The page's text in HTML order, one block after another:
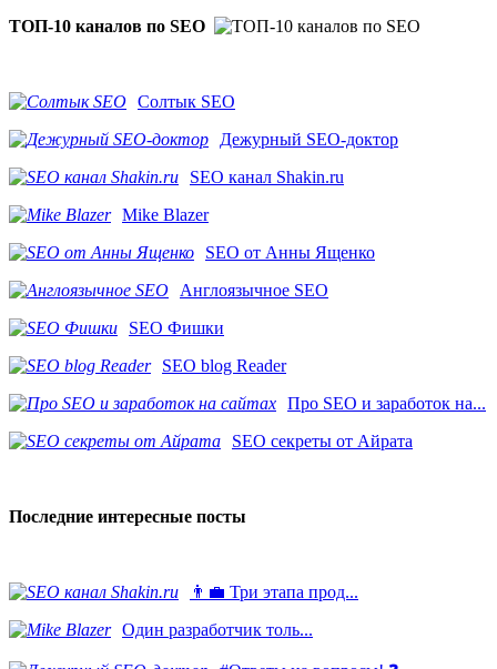
ТОП-10 каналов по SEO
Солтык SEO
Дежурный SEO-доктор
SEO канал Shakin.ru
Mike Blazer
SEO от Анны Ященко
Англоязычное SEO
SEO Фишки
SEO blog Reader
Про SEO и заработок на...
SEO секреты от Айрата
Последние интересные посты
👨‍💼 Три этапа прод...
​Один разработчик толь...